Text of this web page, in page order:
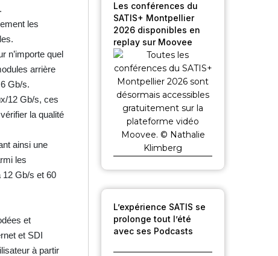
les
n’importe quel
arrière
Gb/s.
12 Gb/s, ces
la qualité
ainsi une
les
12 Gb/s et 60
et
et SDI
à partir
Les conférences du
SATIS+ Montpellier
2026 disponibles en
replay sur Moovee
L’expérience SATIS se
prolonge tout l’été
avec ses Podcasts